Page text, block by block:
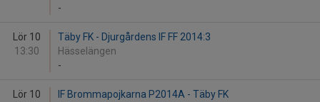
-
Lör 10
13:30
Täby FK - Djurgårdens IF FF 2014:3
Hässelängen
-
Lör 10
IF Brommapojkarna P2014A - Täby FK